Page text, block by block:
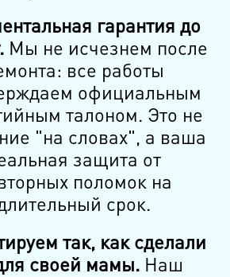
гарантия до
Мы не исчезнем после
все работы
официальным
талоном. Это не
"на словах", а ваша
защита от
поломок на
срок.
так, как сделали
своей мамы.Наш